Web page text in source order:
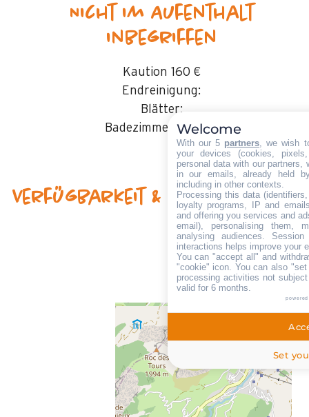
Nicht im Aufenthalt
inbegriffen
Kaution 160 €
Endreinigung:
Blätter:
Badezimmerwäsche:
Verfügbarkeit & Preise
Welcome
With our 5 partners, we wish
your devices (cookies,
personal data with our partners,
in our emails, already held
including in other contexts.
Processing this data
loyalty programs, IP and
and offering you services and
email), personalising them,
analysing audiences.
interactions helps improve your
You can "accept all" and
"cookie" icon. You can also
processing activities not
valid for 6 months.
Set